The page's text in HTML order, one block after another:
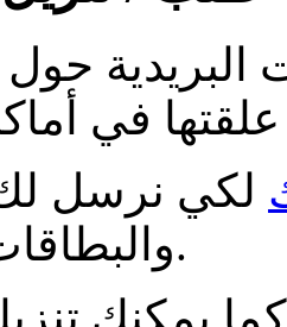
البريدية
لكي نرسل لك
والبطاقات البريدية.